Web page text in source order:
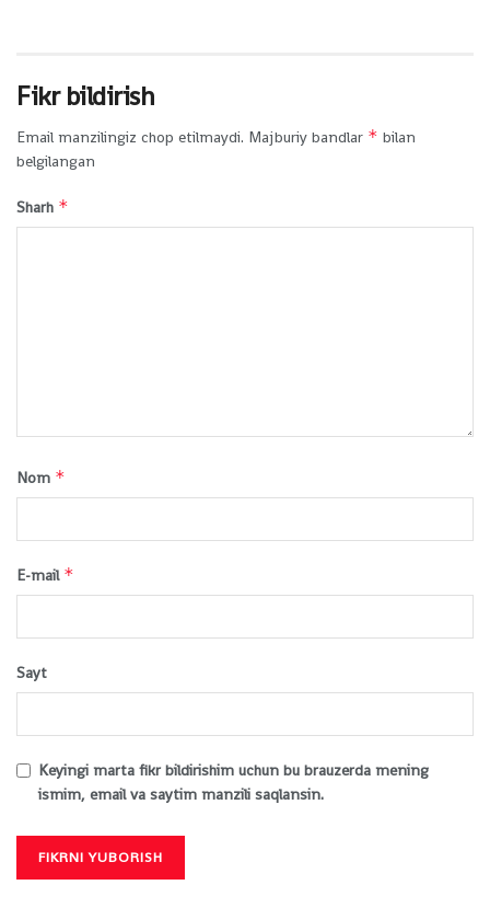
Fikr bildirish
Email manzilingiz chop etilmaydi. Majburiy bandlar * bilan
belgilangan
Sharh *
Nom *
E-mail *
Sayt
Keyingi marta fikr bildirishim uchun bu brauzerda mening
ismim, email va saytim manzili saqlansin.